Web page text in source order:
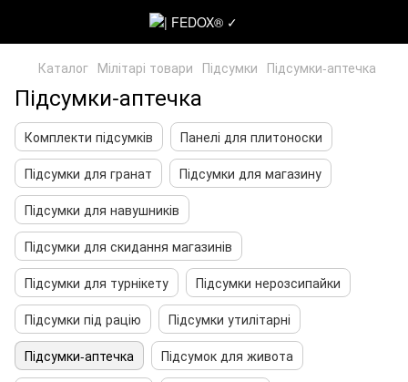
Каталог Мілітарі товари Підсумки Підсумки-аптечка
Підсумки-аптечка
Комплекти підсумків
Панелі для плитоноски
Підсумки для гранат
Підсумки для магазину
Підсумки для навушників
Підсумки для скидання магазинів
Підсумки для турнікету
Підсумки нерозсипайки
Підсумки під рацію
Підсумки утилітарні
Підсумки-аптечка
Підсумок для живота